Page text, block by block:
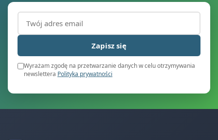
Adres email (wymagany)
Zapisz się
Wyrażam zgodę na przetwarzanie danych w celu otrzymywania
newslettera Polityka prywatności